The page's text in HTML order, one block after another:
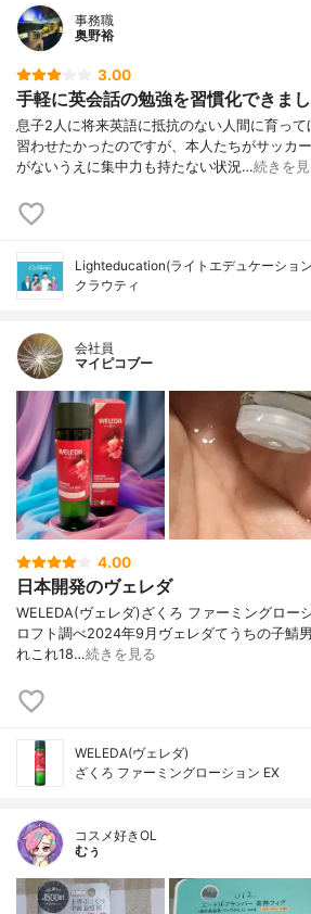
事務職
奥野裕
3.00
手軽に英会話の勉強を習慣化できま
息子2人に将来英語に抵抗のない人間に育っ
習わせたかったのですが、本人たちがサッカ
がないうえに集中力も持たない状況…続きを
Lighteducation(ライトエデュケーショ
クラウティ
会社員
マイピコブー
4.00
日本開発のヴェレダ
WELEDA(ヴェレダ)ざくろ ファーミングロー
ロフト調べ2024年9月ヴェレダてうちの子鯖
れこれ18…続きを見る
WELEDA(ヴェレダ)
ざくろ ファーミングローション EX
コスメ好きOL
むぅ